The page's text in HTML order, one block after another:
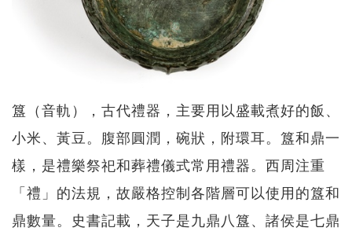
簋（音軌），古代禮器，主要用以盛載煮好的飯、
小米、黃豆。腹部圓潤，碗狀，附環耳。簋和鼎一
樣，是禮樂祭祀和葬禮儀式常用禮器。西周注重
「禮」的法規，故嚴格控制各階層可以使用的簋和
鼎數量。史書記載，天子是九鼎八簋、諸侯是七鼎